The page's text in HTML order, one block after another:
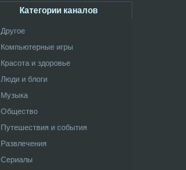
Категории каналов
Другое
Компьютерные игры
Красота и здоровье
Люди и блоги
Музыка
Общество
Путешествия и события
Развлечения
Сериалы